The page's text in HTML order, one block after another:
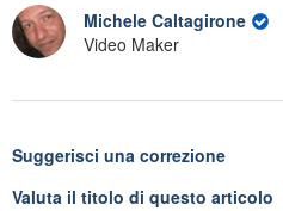
Michele Caltagirone
Video Maker
Suggerisci una correzione
Valuta il titolo di questo articolo